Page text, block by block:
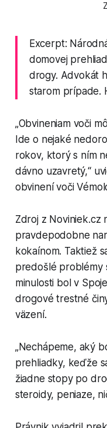
Excerpt:
domovej
drogy. Advokát
starom prípade.
„Obvineniam voči
Ide o nejaké
rokov, ktorý s ním
dávno uzavretý,“
obvinení voči
Zdroj z Noviniek.cz
pravdepodobne
kokaínom. Taktiež
predošlé problémy
minulosti bol v
drogové trestné
väzení.
„Nechápeme, aký
prehliadky, keďže
žiadne stopy po
steroidy, peniaze,